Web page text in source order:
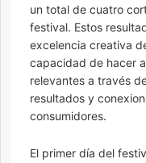
un total de cuatro
festival. Estos
excelencia creativa
capacidad de hacer
relevantes a través
resultados y
consumidores.
El primer día del